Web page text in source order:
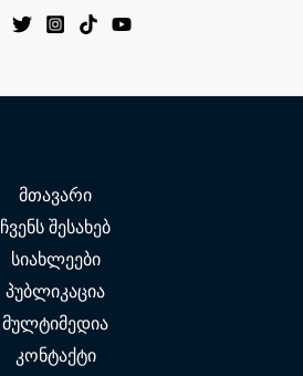
მთავარი
ჩვენს შესახებ
სიახლეები
პუბლიკაცია
მულტიმედია
კონტაქტი